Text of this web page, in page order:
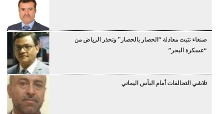
صنعاء تثبت معادلة “الحصار بالحصار” وتحذر الرياض من
“عسكرة البحر”
تلاشي التحالفات أمام البأس اليماني